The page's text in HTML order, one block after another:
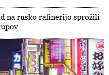
na rusko rafinerijo sprožili